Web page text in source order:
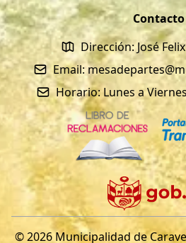
Contacto
Dirección: José
Email:
Horario: Lunes a
© 2026 Municipalidad de